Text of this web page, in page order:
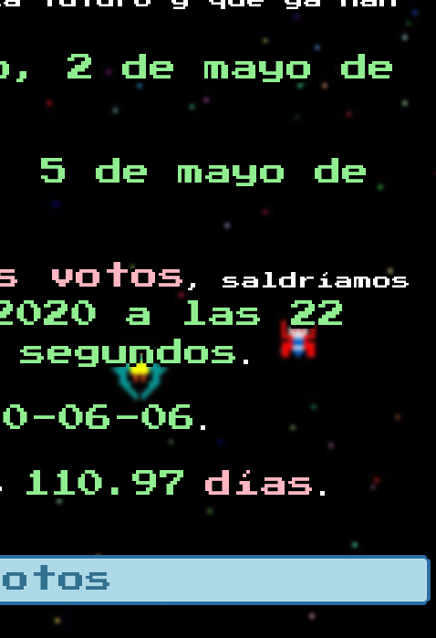
2 de mayo de
5 de mayo de
votos , saldríamos
a las 22
.
06-06 .
110.97 días .